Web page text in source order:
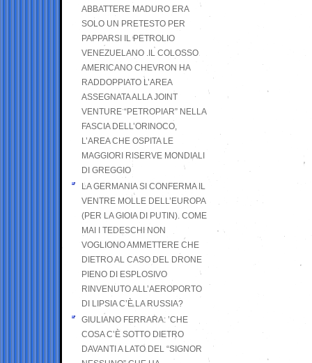
ABBATTERE MADURO ERA
SOLO UN PRETESTO PER
PAPPARSI IL PETROLIO
VENEZUELANO .IL COLOSSO
AMERICANO CHEVRON HA
RADDOPPIATO L’AREA
ASSEGNATA ALLA JOINT
VENTURE “PETROPIAR” NELLA
FASCIA DELL’ORINOCO,
L’AREA CHE OSPITA LE
MAGGIORI RISERVE MONDIALI
DI GREGGIO
LA GERMANIA SI CONFERMA IL
VENTRE MOLLE DELL’EUROPA
(PER LA GIOIA DI PUTIN). COME
MAI I TEDESCHI NON
VOGLIONO AMMETTERE CHE
DIETRO AL CASO DEL DRONE
PIENO DI ESPLOSIVO
RINVENUTO ALL’AEROPORTO
DI LIPSIA C’È LA RUSSIA?
GIULIANO FERRARA: ’CHE
COSA C’È SOTTO DIETRO
DAVANTI A LATO DEL “SIGNOR